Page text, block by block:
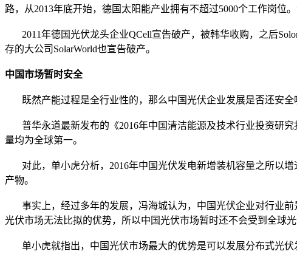
路，从2013年底开始，德国太阳能产业拥有不超过5000个工作岗位
2011年德国光伏龙头企业QCell宣告破产，被韩华收购，之后
存的大公司SolarWorld也宣告破产。
中国市场暂时安全
既然产能过程是全行业性的，那么中国光伏企业发展是否还安全
普华永道最新发布的《2016年中国清洁能源及技术行业投资研究
量均为全球第一。
对此，单小虎分析，2016年中国光伏发电新增装机容量之所以增
产物。
事实上，经过多年的发展，冯海城认为，中国光伏企业对行业前
光伏市场无法比拟的优势，所以中国光伏市场暂时还不会受到全球
单小虎就指出，中国光伏市场最大的优势是可以发展分布式光伏